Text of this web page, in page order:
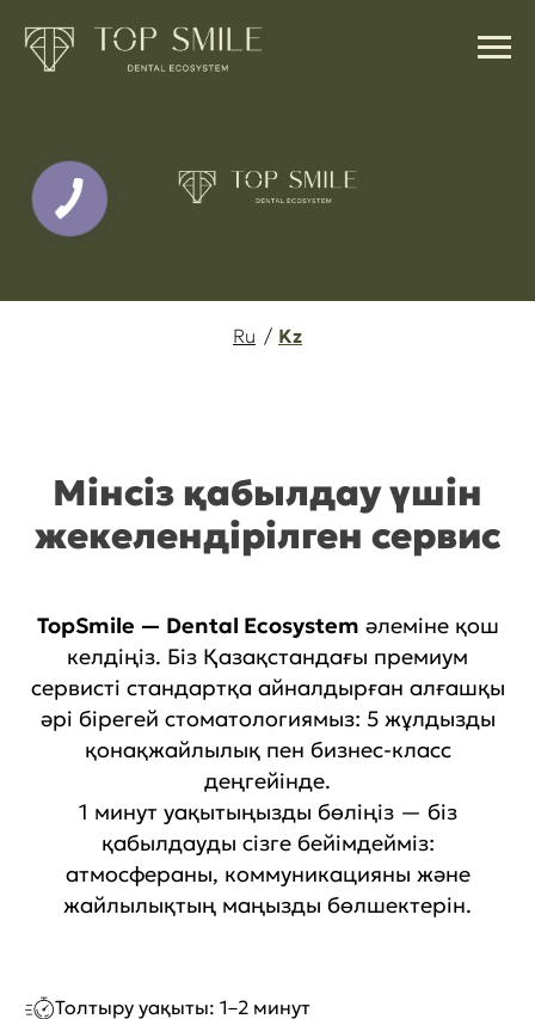
/ Kz
Ru
Мінсіз қабылдау үшін
жекелендірілген сервис
TopSmile — Dental Ecosystem әлеміне қош
келдіңіз. Біз Қазақстандағы премиум
сервисті стандартқа айналдырған алғашқы
әрі бірегей стоматологиямыз: 5 жұлдызды
қонақжайлылық пен бизнес-класс
деңгейінде.
1 минут уақытыңызды бөліңіз — біз
қабылдауды сізге бейімдейміз:
атмосфераны, коммуникацияны және
жайлылықтың маңызды бөлшектерін.
Толтыру уақыты: 1–2 минут